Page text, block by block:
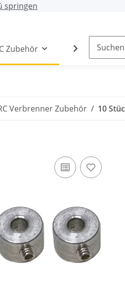
springen
Zubehör Stecker /
Verbrenner Zubehör 10